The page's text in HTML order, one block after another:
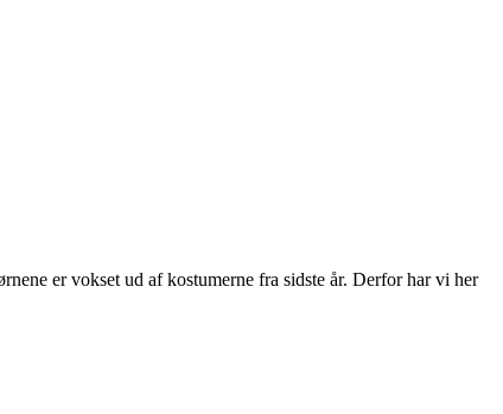
er vokset ud af kostumerne fra sidste år. Derfor har vi her